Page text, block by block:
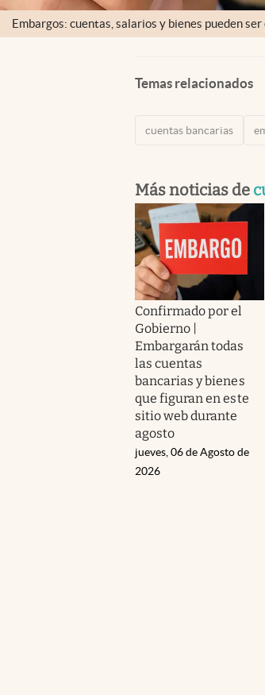
Embargos: cuentas, salarios y bienes pueden
Temas relacionados
cuentas bancarias
Más noticias de
Confirmado por el
Gobierno |
Embargarán todas
las cuentas
bancarias y bienes
que figuran en este
sitio web durante
agosto
jueves, 06 de Agosto de
2026